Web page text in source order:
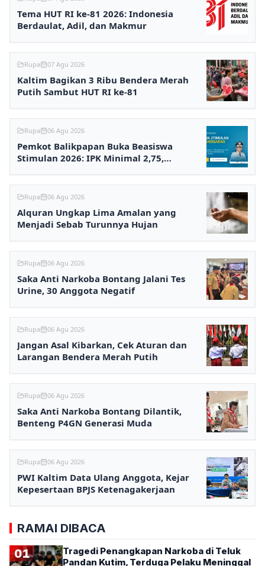
Tema HUT RI ke-81 2026: Indonesia
Berdaulat, Adil, dan Makmur
Rupa 07 Agu 2026
Kaltim Bagikan 3 Ribu Bendera Merah
Putih Sambut HUT RI ke-81
Rupa 06 Agu 2026
Pemkot Balikpapan Buka Beasiswa
Stimulan 2026: IPK Minimal 2,75,
Rupa 06 Agu 2026
Alquran Ungkap Lima Amalan yang
Menjadi Sebab Turunnya Hujan
Rupa 06 Agu 2026
Saka Anti Narkoba Bontang Jalani Tes
Urine, 30 Anggota Negatif
Rupa 06 Agu 2026
Jangan Asal Kibarkan, Cek Aturan dan
Larangan Bendera Merah Putih
Rupa 06 Agu 2026
Saka Anti Narkoba Bontang Dilantik,
Benteng P4GN Generasi Muda
Rupa 06 Agu 2026
PWI Kaltim Data Ulang Anggota, Kejar
Kepesertaan BPJS Ketenagakerjaan
RAMAI DIBACA
01
Tragedi Penangkapan Narkoba di Teluk
Pandan Kutim, Terduga Pelaku Meninggal